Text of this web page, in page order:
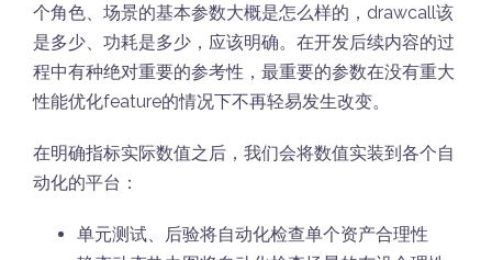
个角色、场景的基本参数大概是怎么样的，drawcall该
是多少、功耗是多少，应该明确。在开发后续内容的过
程中有种绝对重要的参考性，最重要的参数在没有重大
性能优化feature的情况下不再轻易发生改变。
在明确指标实际数值之后，我们会将数值实装到各个自
动化的平台：
单元测试、后验将自动化检查单个资产合理性